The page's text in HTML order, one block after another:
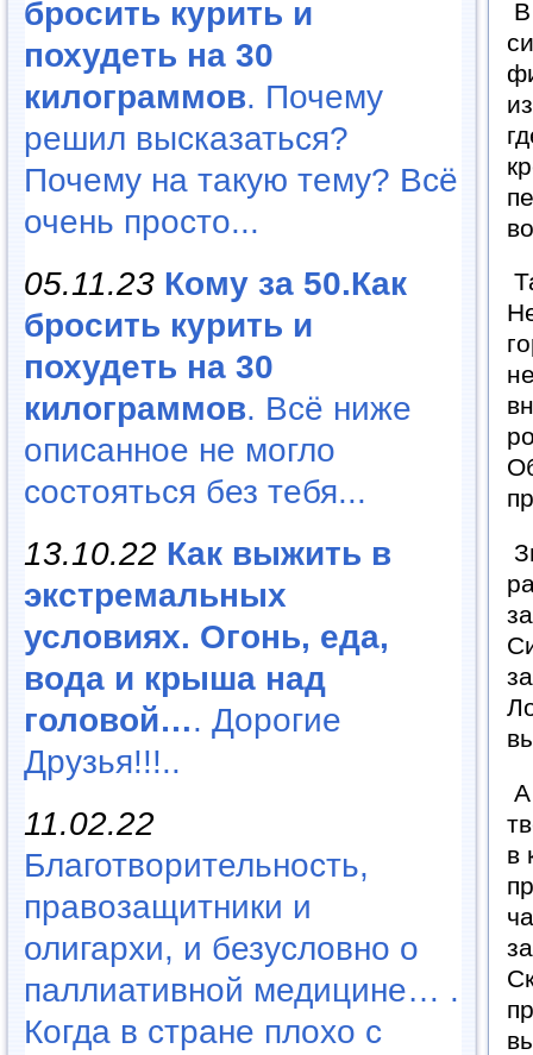
бросить курить и
похудеть на 30
килограммов. Почему
решил высказаться?
Почему на такую тему? Всё
очень просто...
05.11.23 Кому за 50.Как
бросить курить и
похудеть на 30
килограммов. Всё ниже
описанное не могло
состояться без тебя...
13.10.22 Как выжить в
экстремальных
условиях. Огонь, еда,
вода и крыша над
головой…. Дорогие
Друзья!!!..
11.02.22
Благотворительность,
правозащитники и
олигархи, и безусловно о
паллиативной медицине… .
Когда в стране плохо с
А
в